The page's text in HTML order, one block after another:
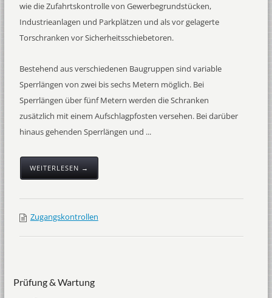
wie die Zufahrtskontrolle von Gewerbegrundstücken,
Industrieanlagen und Parkplätzen und als vor gelagerte
Torschranken vor Sicherheitsschiebetoren.
Bestehend aus verschiedenen Baugruppen sind variable
Sperrlängen von zwei bis sechs Metern möglich. Bei
Sperrlängen über fünf Metern werden die Schranken
zusätzlich mit einem Aufschlagpfosten versehen. Bei darüber
hinaus gehenden Sperrlängen und ...
WEITERLESEN →
Zugangskontrollen
Prüfung & Wartung